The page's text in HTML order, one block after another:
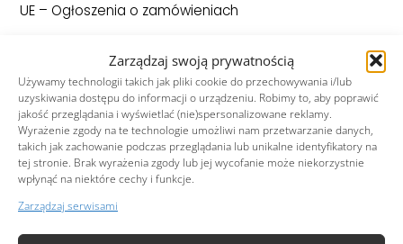
Zarządzaj swoją prywatnością
Używamy technologii takich jak pliki cookie do przechowywania i/lub
uzyskiwania dostępu do informacji o urządzeniu. Robimy to, aby poprawić
jakość przeglądania i wyświetlać (nie)spersonalizowane reklamy.
Wyrażenie zgody na te technologie umożliwi nam przetwarzanie danych,
takich jak zachowanie podczas przeglądania lub unikalne identyfikatory na
tej stronie. Brak wyrażenia zgody lub jej wycofanie może niekorzystnie
wpłynąć na niektóre cechy i funkcje.
Zarządzaj serwisami
UE – Ogłoszenia o zamówieniach
Ostatnio dodane
Nowa oferta produktów – narzędzia
pomiarowe wielkości geometrycznych
Świąteczne życzenia wielkanocne